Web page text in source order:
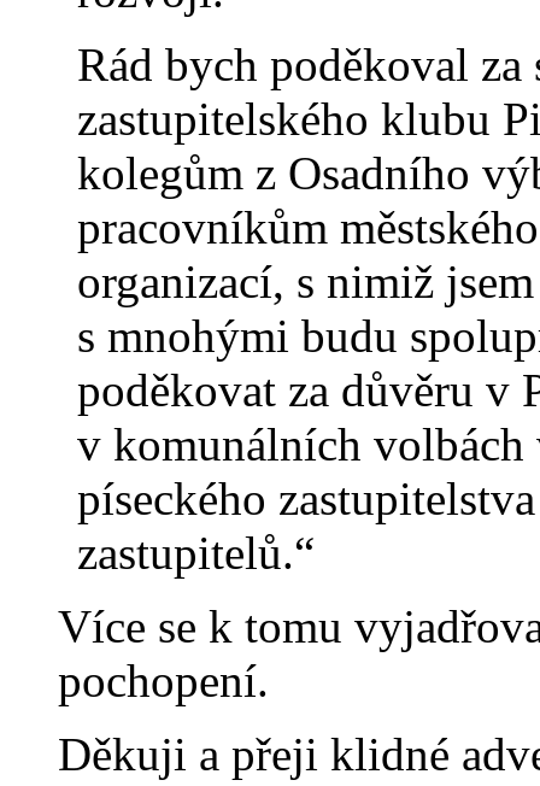
Rád bych poděkoval
zastupitelského klubu
kolegům z Osadního
pracovníkům
organizací, s nimiž
s mnohými budu
poděkovat za důvěru
v komunálních volbách
píseckého
zastupitelů.“
Více se k tomu
pochopení.
Děkuji a přeji klidné